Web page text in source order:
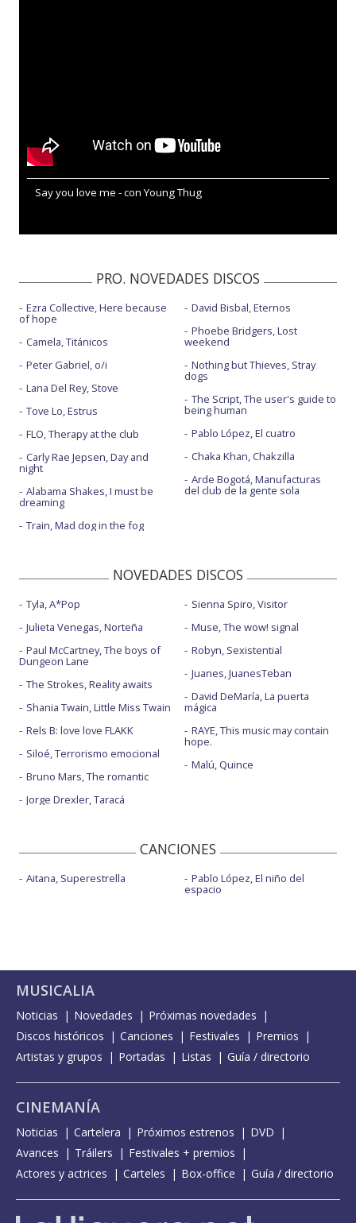
Say you love me - con Young Thug
PRO. NOVEDADES DISCOS
Ezra Collective, Here because
of hope
Camela, Titánicos
Peter Gabriel, o/i
Lana Del Rey, Stove
Tove Lo, Estrus
FLO, Therapy at the club
Carly Rae Jepsen, Day and
night
Alabama Shakes, I must be
dreaming
Train, Mad dog in the fog
David Bisbal, Eternos
Phoebe Bridgers, Lost
weekend
Nothing but Thieves, Stray
dogs
The Script, The user's guide to
being human
Pablo López, El cuatro
Chaka Khan, Chakzilla
Arde Bogotá, Manufacturas
del club de la gente sola
NOVEDADES DISCOS
Tyla, A*Pop
Julieta Venegas, Norteña
Paul McCartney, The boys of
Dungeon Lane
The Strokes, Reality awaits
Shania Twain, Little Miss Twain
Rels B: love love FLAKK
Siloé, Terrorismo emocional
Bruno Mars, The romantic
Jorge Drexler, Taracá
Sienna Spiro, Visitor
Muse, The wow! signal
Robyn, Sexistential
Juanes, JuanesTeban
David DeMaría, La puerta
mágica
RAYE, This music may contain
hope.
Malú, Quince
CANCIONES
Aitana, Superestrella Pablo López, El niño del
espacio
MUSICALIA
Noticias Novedades
Próximas novedades
Discos históricos
Canciones Festivales
Premios
Artistas y grupos
Portadas Listas Guía / directorio
CINEMANÍA
Noticias Cartelera Próximos estrenos
DVD
Avances
Tráilers
Festivales + premios
Actores y actrices
Carteles Box-office Guía / directorio